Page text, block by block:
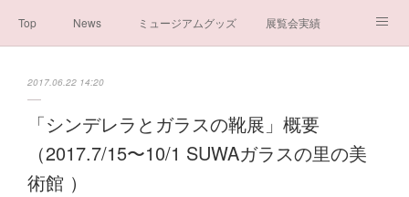
Top News ミュージアムグッズ 展覧会実績
お問い合わせ 一般社団法人シンデレラ芸術文化振興会
2017.06.22 14:20
「シンデレラとガラスの靴展」概要
（2017.7/15〜10/1 SUWAガラスの里の美
術館 ）